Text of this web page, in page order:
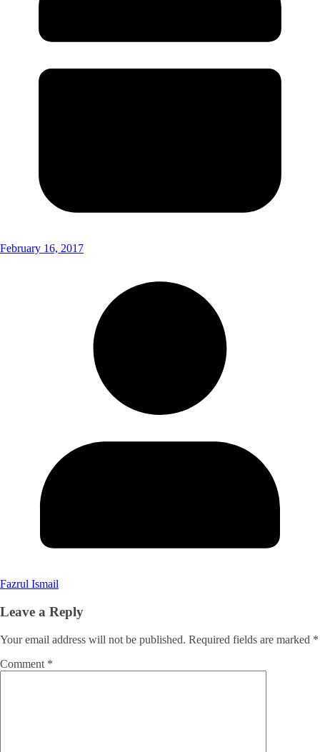
February 16, 2017
Fazrul Ismail
Leave a Reply
Your email address will not be published. Required fields are marked *
Comment *